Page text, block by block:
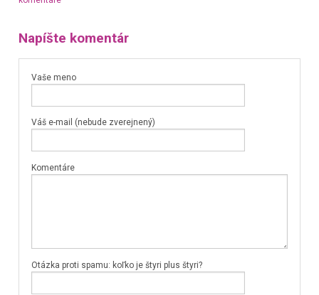
Napíšte komentár
Vaše meno
Váš e-mail (nebude zverejnený)
Komentáre
Otázka proti spamu: koľko je štyri plus štyri?